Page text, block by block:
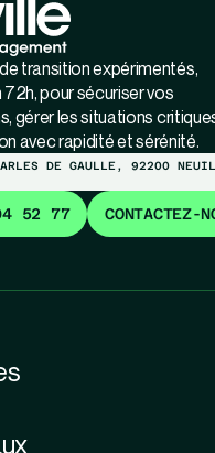
transition expérimentés,
pour sécuriser vos
gérer les situations
avec rapidité et sérénité.
DE GAULLE, 92200
52 77 CONTACTEZ-